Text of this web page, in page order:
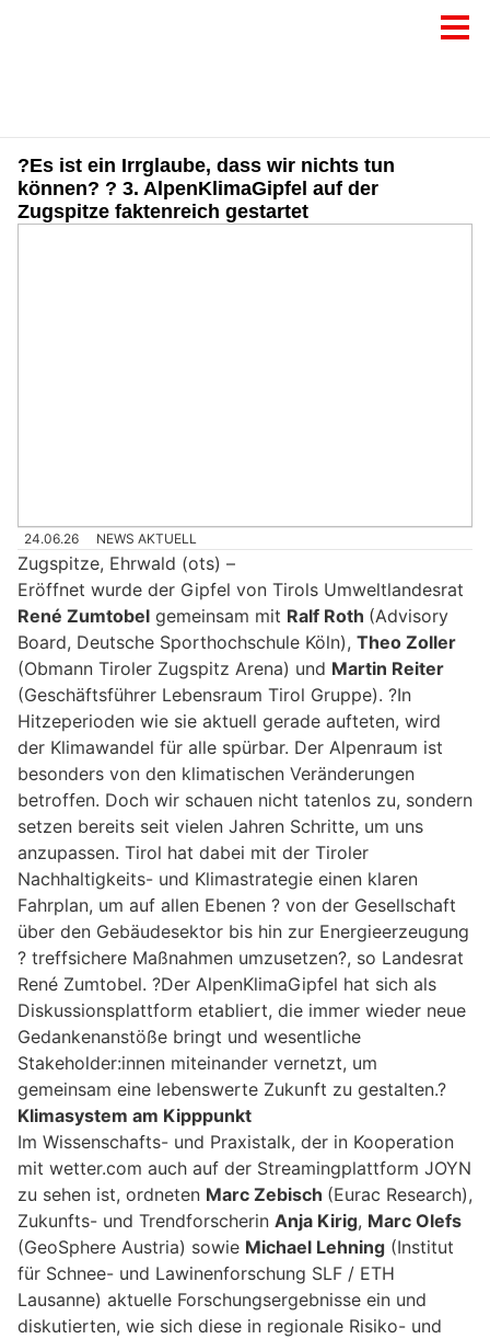
?Es ist ein Irrglaube, dass wir nichts tun
können? ? 3. AlpenKlimaGipfel auf der
Zugspitze faktenreich gestartet
24.06.26 NEWS AKTUELL
Zugspitze, Ehrwald (ots) –
Eröffnet wurde der Gipfel von Tirols Umweltlandesrat
René Zumtobel gemeinsam mit Ralf Roth (Advisory
Board, Deutsche Sporthochschule Köln), Theo Zoller
(Obmann Tiroler Zugspitz Arena) und Martin Reiter
(Geschäftsführer Lebensraum Tirol Gruppe). ?In
Hitzeperioden wie sie aktuell gerade aufteten, wird
der Klimawandel für alle spürbar. Der Alpenraum ist
besonders von den klimatischen Veränderungen
betroffen. Doch wir schauen nicht tatenlos zu, sondern
setzen bereits seit vielen Jahren Schritte, um uns
anzupassen. Tirol hat dabei mit der Tiroler
Nachhaltigkeits- und Klimastrategie einen klaren
Fahrplan, um auf allen Ebenen ? von der Gesellschaft
über den Gebäudesektor bis hin zur Energieerzeugung
? treffsichere Maßnahmen umzusetzen?, so Landesrat
René Zumtobel. ?Der AlpenKlimaGipfel hat sich als
Diskussionsplattform etabliert, die immer wieder neue
Gedankenanstöße bringt und wesentliche
Stakeholder:innen miteinander vernetzt, um
gemeinsam eine lebenswerte Zukunft zu gestalten.?
Klimasystem am Kipppunkt
Im Wissenschafts- und Praxistalk, der in Kooperation
mit wetter.com auch auf der Streamingplattform JOYN
zu sehen ist, ordneten Marc Zebisch (Eurac Research),
Zukunfts- und Trendforscherin Anja Kirig, Marc Olefs
(GeoSphere Austria) sowie Michael Lehning (Institut
für Schnee- und Lawinenforschung SLF / ETH
Lausanne) aktuelle Forschungsergebnisse ein und
diskutierten, wie sich diese in regionale Risiko- und